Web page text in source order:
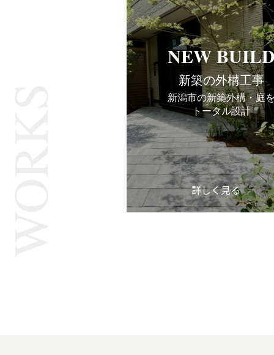
NEW
新築の外構工事
新潟市の新築外構・庭
トータル設計
詳しく見る